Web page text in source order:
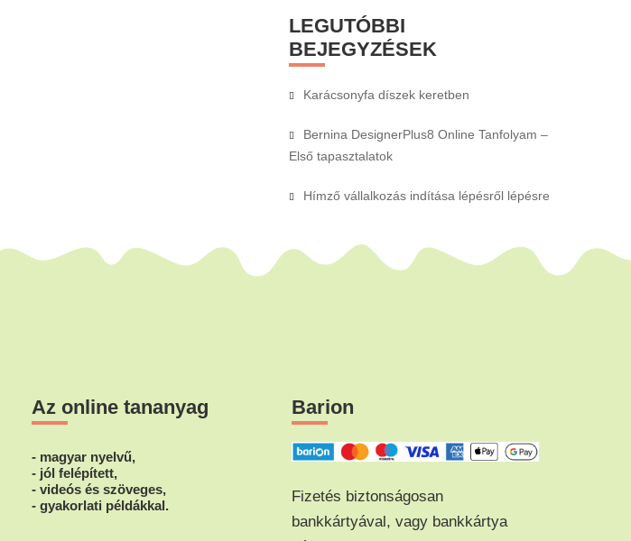
LEGUTÓBBI
BEJEGYZÉSEK
Karácsonyfa díszek keretben
Bernina DesignerPlus8 Online Tanfolyam –
Első tapasztalatok
Hímző vállalkozás indítása lépésről lépésre
Az online tananyag
- magyar nyelvű,
- jól felépített,
- videós és szöveges,
- gyakorlati példákkal.
Barion
Fizetés biztonságosan
bankkártyával, vagy bankkártya